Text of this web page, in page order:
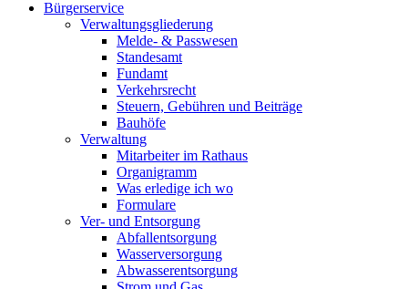
Bürgerservice
Verwaltungsgliederung
Melde- & Passwesen
Standesamt
Fundamt
Verkehrsrecht
Steuern, Gebühren und Beiträge
Bauhöfe
Verwaltung
Mitarbeiter im Rathaus
Organigramm
Was erledige ich wo
Formulare
Ver- und Entsorgung
Abfallentsorgung
Wasserversorgung
Abwasserentsorgung